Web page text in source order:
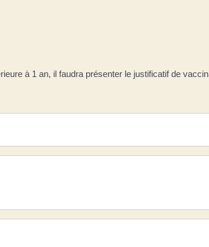
à 1 an, il faudra présenter le justificatif de